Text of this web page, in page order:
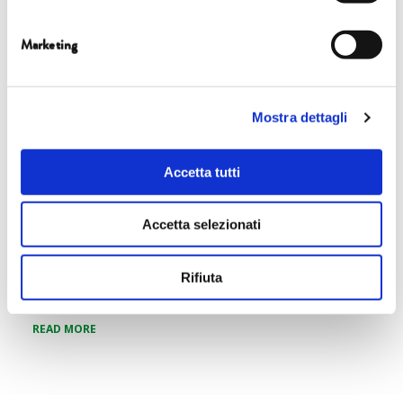
Marketing
Mostra dettagli
Accetta tutti
Accetta selezionati
Rifiuta
READ MORE
CAPPELLA GUINIGI
8 OTT | EDOARDO BORGOMEO, STEFANO
MARIANI
READ MORE